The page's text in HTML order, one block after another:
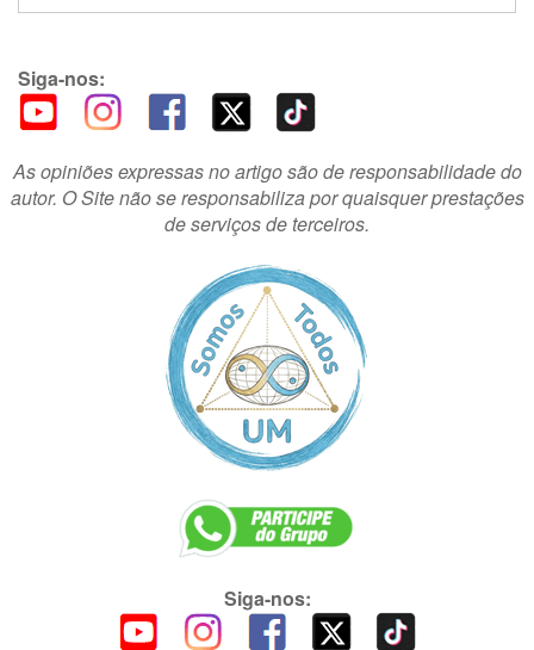
Siga-nos:
As opiniões expressas no artigo são de responsabilidade do
autor. O Site não se responsabiliza por quaisquer prestações
de serviços de terceiros.
Siga-nos: